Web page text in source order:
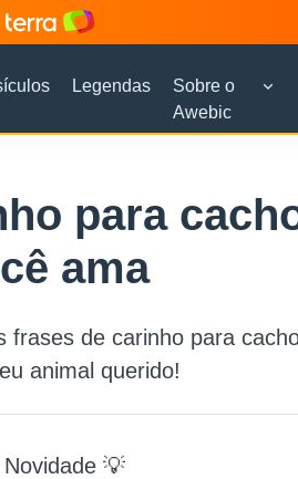
Legendas
Sobre o
Awebic
para
ama
frases de carinho para
animal querido!
💡